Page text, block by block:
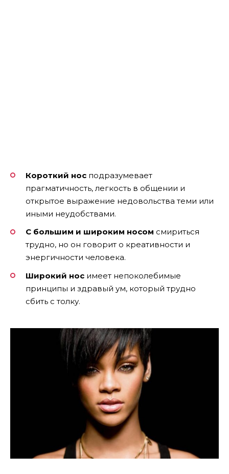
Короткий нос подразумевает
прагматичность, легкость в общении и
открытое выражение недовольства теми или
иными неудобствами.
С большим и широким носом смириться
трудно, но он говорит о креативности и
энергичности человека.
Широкий нос имеет непоколебимые
принципы и здравый ум, который трудно
сбить с толку.